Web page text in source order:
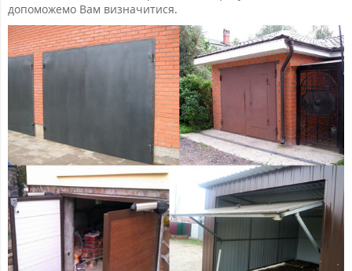
допоможемо Вам визначитися.